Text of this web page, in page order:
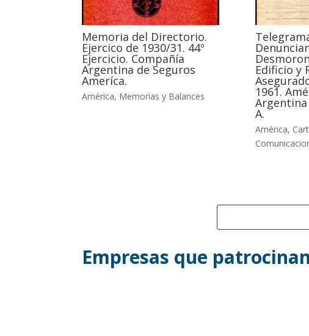
Memoria del Directorio.
Ejercico de 1930/31. 44º
Ejercicio. Compañía
Argentina de Seguros
Ameríca.
América, Memorias y Balances
Edificio y
1961.
Argentina
A.
América,
Empresas que